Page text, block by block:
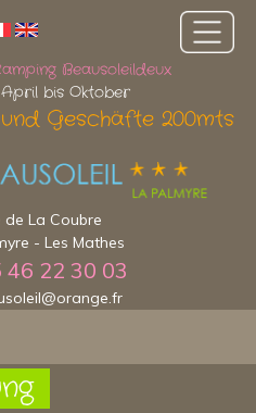
Beausoleildeux
bis Oktober
Geschäfte 200mts
de La Coubre
- Les Mathes
46 22 30 03